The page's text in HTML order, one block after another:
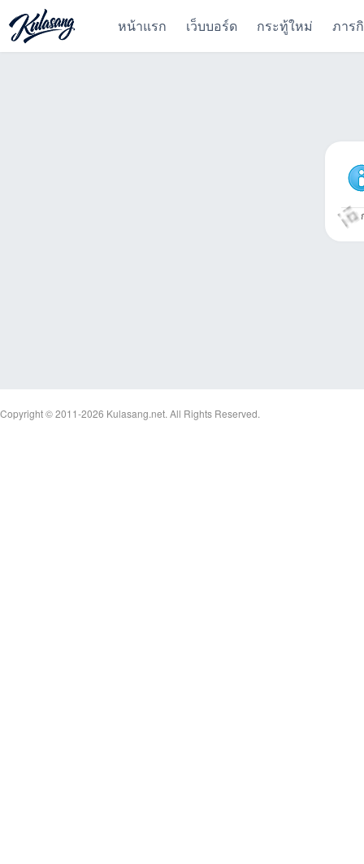
หน้าแรก เว็บบอร์ด กระทู้ใหม่ ภาร
Copyright © 2011-2026 Kulasang.net. All Rights Reserved.